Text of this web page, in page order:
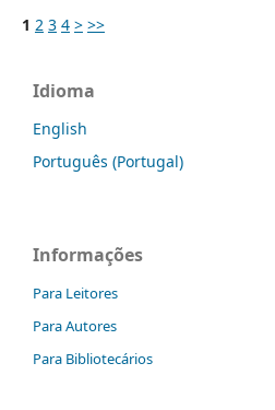
1 2 3 4 > >>
Idioma
English
Português (Portugal)
Informações
Para Leitores
Para Autores
Para Bibliotecários